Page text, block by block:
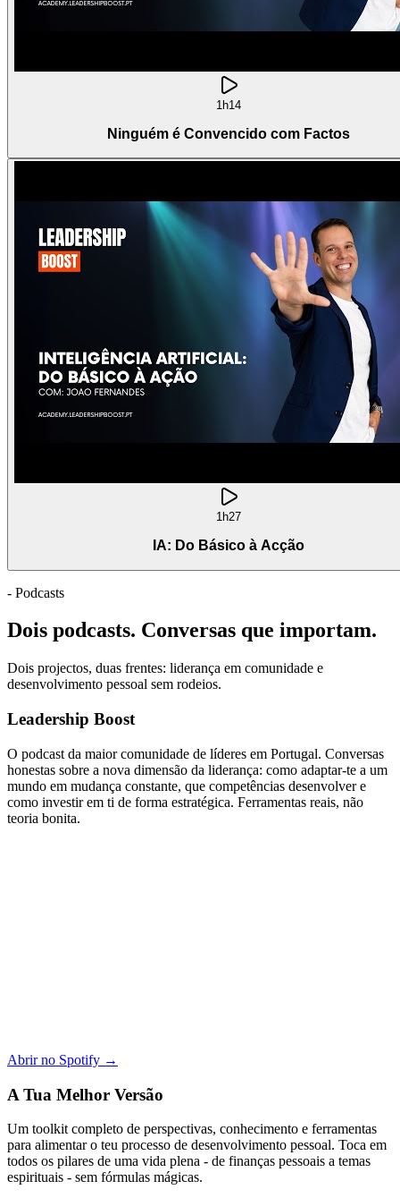
1h14
Ninguém é Convencido com Factos
1h27
IA: Do Básico à Acção
- Podcasts
Dois podcasts. Conversas que importam.
Dois projectos, duas frentes: liderança em comunidade e
desenvolvimento pessoal sem rodeios.
Leadership Boost
O podcast da maior comunidade de líderes em Portugal. Conversas
honestas sobre a nova dimensão da liderança: como adaptar-te a um
mundo em mudança constante, que competências desenvolver e
como investir em ti de forma estratégica. Ferramentas reais, não
teoria bonita.
Abrir no Spotify →
A Tua Melhor Versão
Um toolkit completo de perspectivas, conhecimento e ferramentas
para alimentar o teu processo de desenvolvimento pessoal. Toca em
todos os pilares de uma vida plena - de finanças pessoais a temas
espirituais - sem fórmulas mágicas.